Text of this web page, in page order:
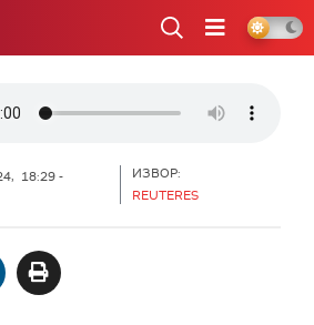
18:29 -
ИЗВОР:
REUTERES